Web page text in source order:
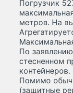
Погрузчик
метров. На
По
стесненном
контейнеров.
Помимо
(защитные